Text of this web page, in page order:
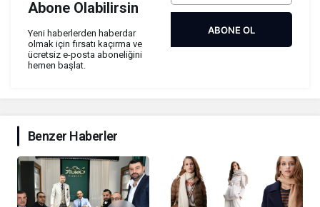
Abone Olabilirsin
Yeni haberlerden haberdar
olmak için fırsatı kaçırma ve
ücretsiz e-posta aboneliğini
hemen başlat.
ABONE OL
Benzer Haberler